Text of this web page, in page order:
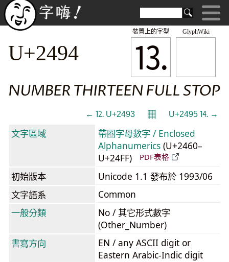
GlyphWiki
⒔
裝置上的字型
U+2494
NUMBER THIRTEEN FULL STOP
← ⒓ U+2493 𝄜 U+2495 ⒕ →
文字區域
帶圈字母數字 / Enclosed
Alphanumerics (U+2460–
U+24FF)
PDF表格
初始版本
Unicode 1.1 發布於 1993/06
文字語系
Common
一般分類
No / 其它形式數字
(Other_Number)
書寫方向
EN / any ASCII digit or
Eastern Arabic-Indic digit